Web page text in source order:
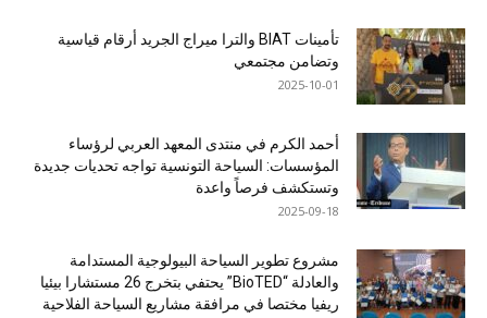
تأمينات BIAT والترا ميراج الجريد أرقام قياسية
وتضامن مجتمعي
2025-10-01
أحمد الكرم في منتدى المعهد العربي لرؤساء
المؤسسات: السياحة التونسية تواجه تحديات جديدة
وتستكشف فرصاً واعدة
2025-09-18
مشروع تطوير السياحة البيولوجية المستدامة
والعادلة “BioTED” يحتفي بتخرج 26 مستشارا بيئيا
ريفيا مختصا في مرافقة مشاريع السياحة الفلاحية